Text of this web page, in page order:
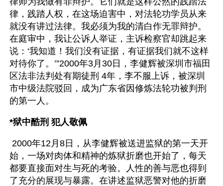
律，践踏人权，在这场迫害中，对法轮功学员从来
就没有讲过法律。我必须为我的清白作无罪辩护。
在庭审中，我让公诉人举证，主诉检察官却跳起来
说：‘我知道！我们没有证据，有证据我们就不这样
对待你了。’”2000年3月30日，李健辉被深圳市福田
区法非法判处有期徒刑 4年，李不服上诉，被深圳
市中级法院驳回，成为广东省因修炼法轮功被判刑
的第一人。
*狱中酷刑 犯人敬佩
始，一场对肉体和精神的炼狱折磨也开始了，每天
都要直接面对生与死的考验。人性的善与恶也得到
了充分的展现与暴露。在讲述监狱恶警对他的折磨